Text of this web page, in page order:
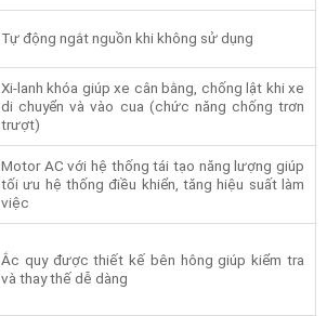
Tự động ngắt nguồn khi không sử dụng
Xi-lanh khóa giúp xe cân bằng, chống lật khi xe
di chuyển và vào cua (chức năng chống trơn
trượt)
Motor AC với hệ thống tái tạo năng lượng giúp
tối ưu hệ thống điều khiển, tăng hiệu suất làm
việc
Ắc quy được thiết kế bên hông giúp kiểm tra
và thay thế dễ dàng